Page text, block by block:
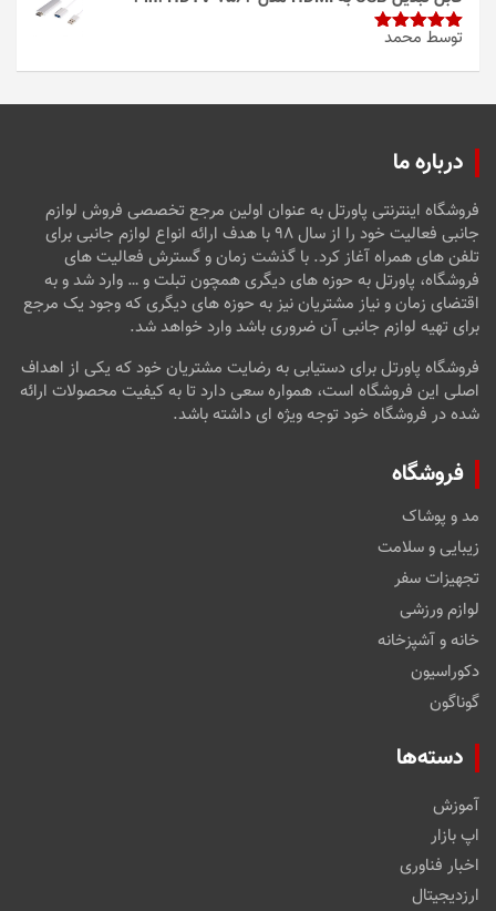
امتیاز5از
توسط محمد
درباره ما
فروشگاه اینترنتی پاورتل به عنوان اولین مرجع تخصصی فروش لوازم
جانبی فعالیت خود را از سال ۹۸ با هدف ارائه انواع لوازم جانبی برای
تلفن های همراه آغاز کرد. با گذشت زمان و گسترش فعالیت های
فروشگاه، پاورتل به حوزه های دیگری همچون تبلت و … وارد شد و به
اقتضای زمان و نیاز مشتریان نیز به حوزه های دیگری که وجود یک مرجع
برای تهیه لوازم جانبی آن ضروری باشد وارد خواهد شد.
فروشگاه پاورتل برای دستیابی به رضایت مشتریان خود که یکی از اهداف
اصلی این فروشگاه است، همواره سعی دارد تا به کیفیت محصولات ارائه
شده در فروشگاه خود توجه ویژه ای داشته باشد.
فروشگاه
مد و پوشاک
زیبایی و سلامت
تجهیزات سفر
لوازم ورزشی
خانه و آشپزخانه
دکوراسیون
گوناگون
دسته‌ها
آموزش
اپ بازار
اخبار فناوری
ارزدیجیتال